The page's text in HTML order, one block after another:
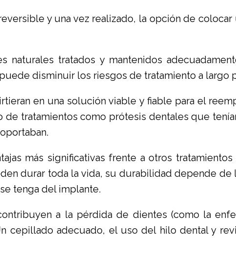
y una vez realizado, la opción de
naturales tratados y mantenidos
disminuir los riesgos de tratamiento a largo
en una solución viable y fiable para el
tratamientos como prótesis dentales que
más significativas frente a otros
durar toda la vida, su durabilidad depende de
tenga del implante.
a la pérdida de dientes (como la
cepillado adecuado, el uso del hilo dental y